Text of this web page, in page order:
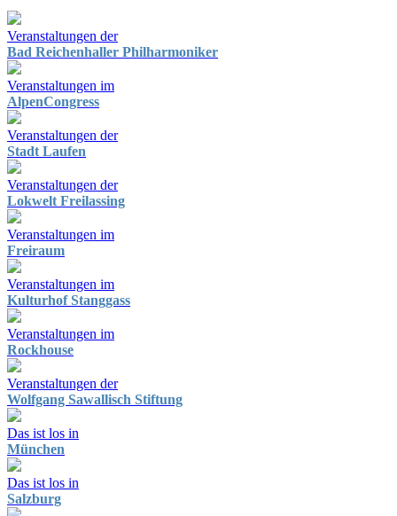
Veranstaltungen der
Bad Reichenhaller Philharmoniker
Veranstaltungen im
AlpenCongress
Veranstaltungen der
Stadt Laufen
Veranstaltungen der
Lokwelt Freilassing
Veranstaltungen im
Freiraum
Veranstaltungen im
Kulturhof Stanggass
Veranstaltungen im
Rockhouse
Veranstaltungen der
Wolfgang Sawallisch Stiftung
Das ist los in
München
Das ist los in
Salzburg